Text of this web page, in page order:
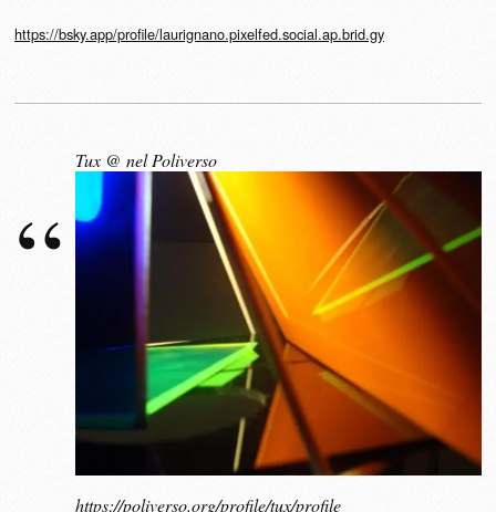
https://bsky.app/profile/laurignano.pixelfed.social.ap.brid.gy
Tux @ nel Poliverso
https://poliverso.org/profile/tux/profile